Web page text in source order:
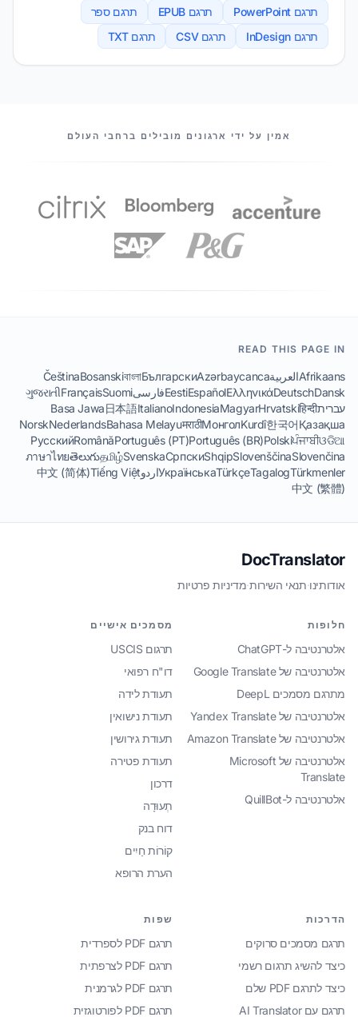
תרגם PowerPoint
תרגם EPUB
תרגם ספר
תרגם InDesign
תרגם CSV תרגם TXT
השותפים שלנואמין על ידי ארגונים מובילים ברחבי העולם
READ THIS PAGE IN
AfrikaansالعربيةAzərbaycanca
Български
বাংলা
Bosanski
Čeština
Dansk
Deutsch
Ελληνικά
Español
EestiفارسیSuomi
Français
ગુજરાતી
עבריתहिन्दी
Hrvatski
Magyar
Indonesia
Italiano
日本語
Basa Jawa
Қазақша
한국어
Kurdî
Монгол
मराठी
Bahasa Melayu
Nederlands
Norsk
ଓଡିଆ
ਪੰਜਾਬੀ
Polski
Português (BR)
Português (PT)
Română
Русский
Slovenčina
Slovenščina
Shqip
Српски
Svenska
தமிழ்
తెలుగు
ภาษาไทย
Türkmenler
Tagalog
Türkçe
УкраїнськаاردوTiếng Việt
中文 (简体)
中文 (繁體)
DocTranslator
אודותינו·תנאי השירות·מדיניות פרטיות
חלופות
אלטרנטיבה ל-ChatGPT
אלטרנטיבה של Google Translate
מתרגם מסמכים DeepL
אלטרנטיבה של Yandex Translate
אלטרנטיבה של Amazon Translate
אלטרנטיבה של Microsoft
Translate
אלטרנטיבה ל-QuillBot
מסמכים אישיים
תרגום USCIS
דו"ח רפואי
תעודת לידה
תעודת נישואין
תעודת גירושין
תעודת פטירה
דרכון
תְעוּדָה
דוח בנק
קוֹרוֹת חַיִים
הערת הרופא
הדרכות
תרגם מסמכים סרוקים
כיצד להשיג תרגום רשמי
כיצד לתרגם PDF שלם
תרגם עם AI Translator
שפות
תרגם PDF לספרדית
תרגם PDF לצרפתית
תרגם PDF לגרמנית
תרגם PDF לפורטוגזית